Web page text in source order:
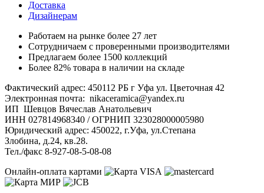
Доставка
Дизайнерам
Работаем на рынке более 27 лет
Сотрудничаем с проверенными производителями
Предлагаем более 1500 коллекций
Более 82% товара в наличии на складе
Фактический адрес: 450112 РБ г Уфа ул. Цветочная 42
Электронная почта: nikaceramica@yandex.ru
ИП Шевцов Вячеслав Анатольевич
ИНН 027814968340 / ОГРНИП 323028000005980
Юридический адрес: 450022, г.Уфа, ул.Степана
Злобина, д.24, кв.28.
Тел./факс 8-927-08-5-08-08
Онлайн-оплата картами